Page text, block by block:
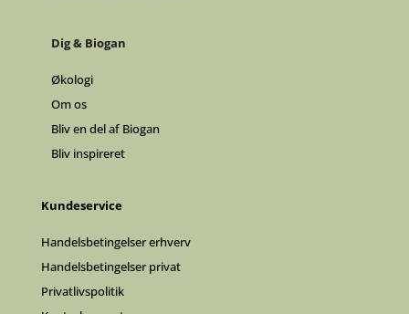
Dig & Biogan
Økologi
Om os
Bliv en del af Biogan
Bliv inspireret
Kundeservice
Handelsbetingelser erhverv
Handelsbetingelser privat
Privatlivspolitik